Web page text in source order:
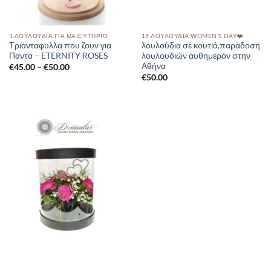
1.ΛΟΥΛΟΥΔΙΑ ΓΙΑ ΜΑΙΕΥΤΗΡΙΟ
Τριανταφυλλα που ζουν για
Παντα – ETERNITY ROSES
€45.00 – €50.00Price
15.ΛΟΥΛΟΎΔΙΑ WOMEN'S DAY❤️
λουλούδια σε κουτιά,παράδοση
λουλουδιών αυθημερόν στην
Αθήνα
€50.00